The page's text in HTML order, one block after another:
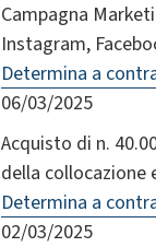
Campagna
Instagram,
Determina a
06/03/2025
Acquisto di n.
della collocazione
Determina a
02/03/2025